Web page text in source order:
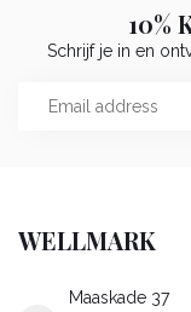
10%
Schrijf je in en
WELLMARK
Maaskade 37